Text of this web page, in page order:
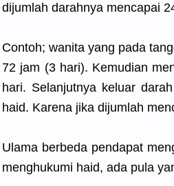
dijumlah darahnya mencapai
Contoh; wanita yang pada
72 jam (3 hari). Kemudian
hari. Selanjutnya keluar
haid. Karena jika dijumlah
Ulama berbeda pendapat
menghukumi haid, ada pula